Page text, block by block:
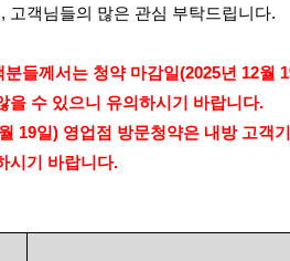
, 고객님들의 많은 관심 부탁드립니다.
들께서는 청약 마감일(2025년 12월
을 수 있으니 유의하시기 바랍니다.
월 19일) 영업점 방문청약은 내방 고객
시기 바랍니다.